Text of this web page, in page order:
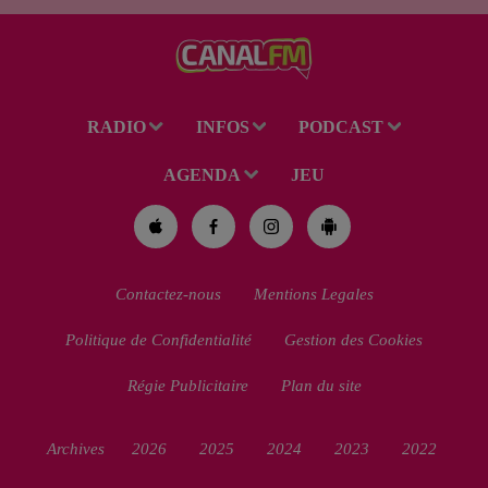
de 38 ans a été mis en examen
pour homicide...
RADIO INFOS PODCAST
AGENDA JEU
Contactez-nous Mentions Legales
Politique de Confidentialité Gestion des Cookies
Régie Publicitaire Plan du site
Archives 2026 2025 2024 2023 2022